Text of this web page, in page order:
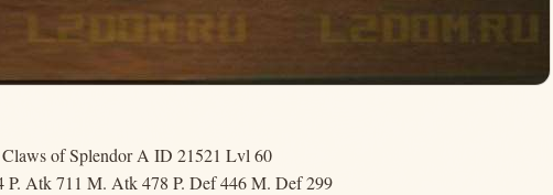
Claws of Splendor A ID 21521 Lvl 60
P. Atk 711 M. Atk 478 P. Def 446 M. Def 299